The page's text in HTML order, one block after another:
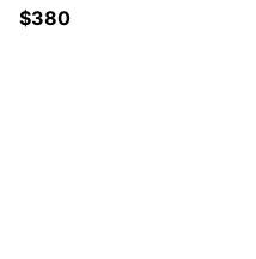
$380